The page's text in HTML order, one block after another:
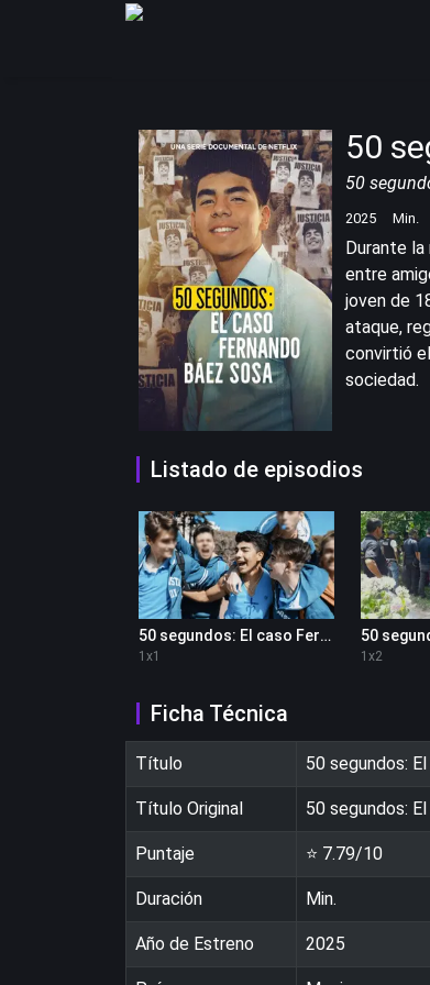
50
50
2025 Min.
Durante
entre
joven de
ataque,
convirtió
sociedad.
Listado de episodios
50 segundos: El caso Fernando Báez Sosa 1x1
1 x1 1 x2
Ficha Técnica
Título 50 segundos:
Título Original 50 segundos:
Puntaje ⭐ 7.79/10
Duración Min.
Año de Estreno 2025